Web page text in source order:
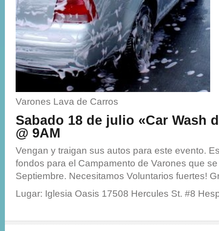
Varones Lava de Carros
Sabado 18 de julio «Car Wash
@ 9AM
Vengan y traigan sus autos para este evento.
fondos para el Campamento de Varones que
Septiembre. Necesitamos Voluntarios fuertes!
Lugar: Iglesia Oasis 17508 Hercules St. #8